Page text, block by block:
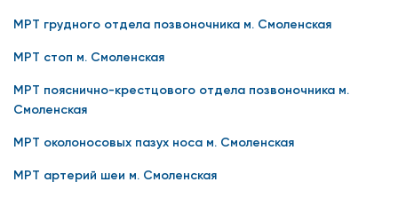
МРТ грудного отдела позвоночника м. Смоленская
МРТ стоп м. Смоленская
МРТ пояснично-крестцового отдела позвоночника м.
Смоленская
МРТ околоносовых пазух носа м. Смоленская
МРТ артерий шеи м. Смоленская